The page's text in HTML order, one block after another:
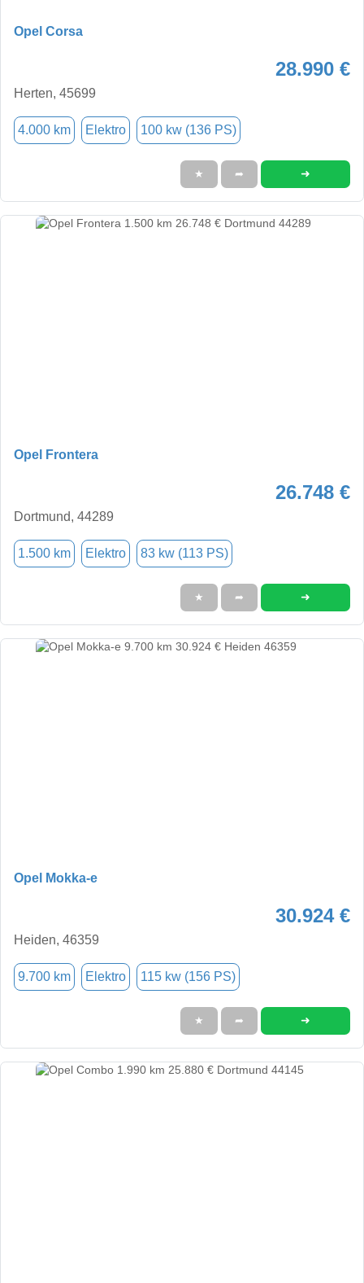
Opel Corsa
28.990 €
Herten, 45699
4.000 km Elektro 100 kw (136 PS)
★ ➦ ➜
Opel Frontera
26.748 €
Dortmund, 44289
1.500 km Elektro 83 kw (113 PS)
★ ➦ ➜
Opel Mokka-e
30.924 €
Heiden, 46359
9.700 km Elektro 115 kw (156 PS)
★ ➦ ➜